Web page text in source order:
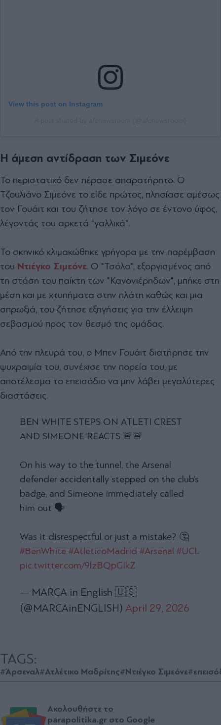
View this post on Instagram
Η άμεση αντίδραση των Σιμεόνε
Το περιστατικό δεν πέρασε απαρατήρητο. Ο
Τζουλιάνο Σιμεόνε το είδε πρώτος, πλησίασε αμέσως
τον Γουάιτ και του ζήτησε τον λόγο σε έντονο ύφος,
λέγοντάς του αρκετά "γαλλικά".
Το σκηνικό κλιμακώθηκε γρήγορα με την παρέμβαση
του Ντιέγκο Σιμεόνε. Ο "Τσόλο", εξοργισμένος από
τη στάση του παίκτη των "Κανονιέρηδων", μπήκε στη
μέση και με χτυπήματα στην πλάτη καθώς και μια
σπρωξιά, του ζήτησε εξηγήσεις για την έλλειψη
σεβασμού προς τον θεσμό της ομάδας.
Από την πλευρά του, ο Μπεν Γουάιτ διατήρησε την
ψυχραιμία του, συνέχισε την πορεία του, με
αποτέλεσμα το επεισόδιο να μην λάβει μεγαλύτερες
διαστάσεις.
BEN WHITE STEPS ON ATLETI CREST
AND SIMEONE REACTS 🚨🚨
On his way to the tunnel, the Arsenal
defender accidentally stepped on the club’s
badge, and Simeone immediately called
him out 🗣️
Was it disrespectful or just a mistake? 🤔
#BenWhite #AtleticoMadrid #Arsenal #UCL
pic.twitter.com/9lzBQpGIkZ
— MARCA in English 🇺🇸
(@MARCAinENGLISH) April 29, 2026
TAGS:
#Άρσεναλ#Ατλέτικο Μαδρίτης#Ντιέγκο Σιμεόνε
Ακολουθήστε το
parapolitika.gr στο Google